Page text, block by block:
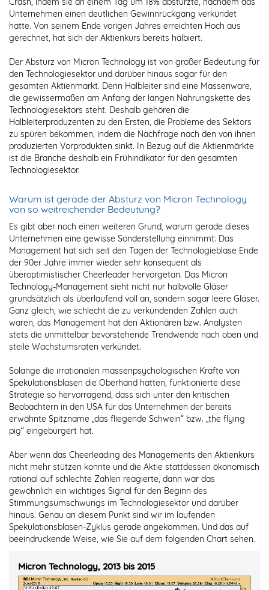
Unternehmen einen deutlichen Gewinnrückgang verkündet
hatte. Von seinem Ende vorigen Jahres erreichten Hoch aus
gerechnet, hat sich der Aktienkurs bereits halbiert.
Der Absturz von Micron Technology ist von großer Bedeutung für
den Technologiesektor und darüber hinaus sogar für den
gesamten Aktienmarkt. Denn Halbleiter sind eine Massenware,
die gewissermaßen am Anfang der langen Nahrungskette des
Technologiesektors steht. Deshalb gehören die
Halbleiterproduzenten zu den Ersten, die Probleme des Sektors
zu spüren bekommen, indem die Nachfrage nach den von ihnen
produzierten Vorprodukten sinkt. In Bezug auf die Aktienmärkte
ist die Branche deshalb ein Frühindikator für den gesamten
Technologiesektor.
Warum ist gerade der Absturz von Micron Technology
von so weitreichender Bedeutung?
Es gibt aber noch einen weiteren Grund, warum gerade dieses
Unternehmen eine gewisse Sonderstellung einnimmt: Das
Management hat sich seit den Tagen der Technologieblase Ende
der 90er Jahre immer wieder sehr konsequent als
überoptimistischer Cheerleader hervorgetan. Das Micron
Technology-Management sieht nicht nur halbvolle Gläser
grundsätzlich als überlaufend voll an, sondern sogar leere Gläser.
Ganz gleich, wie schlecht die zu verkündenden Zahlen auch
waren, das Management hat den Aktionären bzw. Analysten
stets die unmittelbar bevorstehende Trendwende nach oben und
steile Wachstumsraten verkündet.
Solange die irrationalen massenpsychologischen Kräfte von
Spekulationsblasen die Oberhand hatten, funktionierte diese
Strategie so hervorragend, dass sich unter den kritischen
Beobachtern in den USA für das Unternehmen der bereits
erwähnte Spitzname „das fliegende Schwein“ bzw. „the flying
pig“ eingebürgert hat.
Aber wenn das Cheerleading des Managements den Aktienkurs
nicht mehr stützen konnte und die Aktie stattdessen ökonomisch
rational auf schlechte Zahlen reagierte, dann war das
gewöhnlich ein wichtiges Signal für den Beginn des
Stimmungsumschwungs im Technologiesektor und darüber
hinaus. Genau an diesem Punkt sind wir im laufenden
Spekulationsblasen-Zyklus gerade angekommen. Und das auf
beeindruckende Weise, wie Sie auf dem folgenden Chart sehen.
Micron Technology, 2013 bis 2015